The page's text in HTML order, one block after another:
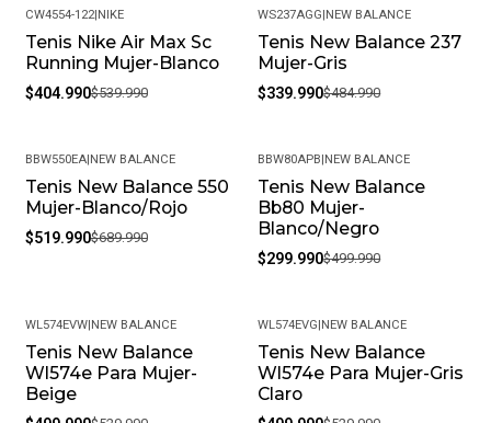
-25%
CW4554-122|NIKE
Tenis Nike Air Max Sc
Running Mujer-Blanco
$404.990$539.990
-30%
WS237AGG|NEW BALANCE
Tenis New Balance 237
Mujer-Gris
$339.990$484.990
-25%
BBW550EA|NEW BALANCE
Tenis New Balance 550
Mujer-Blanco/Rojo
$519.990$689.990
-40%
BBW80APB|NEW BALANCE
Tenis New Balance
Bb80 Mujer-
Blanco/Negro
$299.990$499.990
-6%
WL574EVW|NEW BALANCE
Tenis New Balance
Wl574e Para Mujer-
Beige
-6%
WL574EVG|NEW BALANCE
Tenis New Balance
Wl574e Para Mujer-Gris
Claro